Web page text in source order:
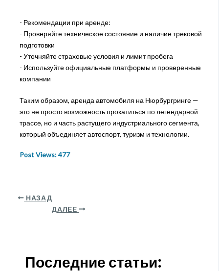
- Рекомендации при аренде:
- Проверяйте техническое состояние и наличие трековой
подготовки
- Уточняйте страховые условия и лимит пробега
- Используйте официальные платформы и проверенные
компании
Таким образом, аренда автомобиля на Нюрбургринге —
это не просто возможность прокатиться по легендарной
трассе, но и часть растущего индустриального сегмента,
который объединяет автоспорт, туризм и технологии.
Post Views: 477
НАЗАД
ДАЛЕЕ
Последние статьи: